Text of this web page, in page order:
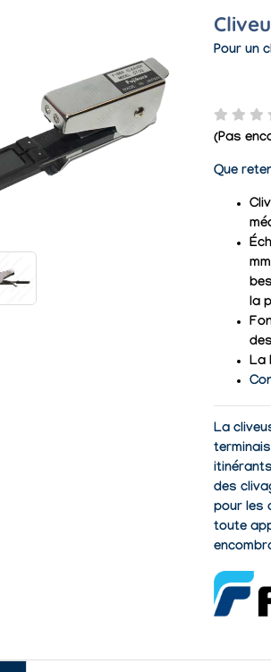
Pour un
(Pas
Que
la
La
La
des
pour les
toute